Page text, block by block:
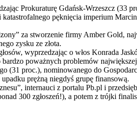
Prokuraturę Gdańsk-Wrzeszcz (33
pęknięcia imperium
za stworzenie firmy Amber Gold,
zysku ze złota.
wyprzedzając o włos Konrada
poważnych problemów
(31 proc.), nominowanego do
prężną niegdyś grupę finansową.
internauci z portalu Pb.pl i
300 zgłoszeń!), a potem z trójki